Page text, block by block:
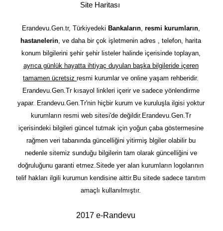
Site Haritası
Erandevu.Gen.tr, Türkiyedeki Bankaların, resmi kurumların,
hastanelerin, ve daha bir çok işletmenin adres , telefon, harita
konum bilgilerini şehir şehir listeler halinde içerisinde toplayan,
ayrıca günlük hayatta ihtiyaç duyulan başka bilgileride içeren
tamamen ücretsizresmi kurumlar ve online yaşam rehberidir.
Erandevu.Gen.Tr kısayol linkleri içerir ve sadece yönlendirme
yapar. Erandevu.Gen.Tr'nin hiçbir kurum ve kuruluşla ilgisi yoktur
kurumların resmi web sitesi'de değildir.Erandevu.Gen.Tr
içerisindeki bilgileri güncel tutmak için yoğun çaba göstermesine
rağmen veri tabanında güncelliğini yitirmiş blgiler olabilir bu
nedenle sitemiz sunduğu bilgilerin tam olarak güncelliğini ve
doğruluğunu garanti etmez.Sitede yer alan kurumların logolarının
telif hakları ilgili kurumun kendisine aittir.Bu sitede sadece tanıtım
amaçlı kullanılmıştır.
2017 e-Randevu